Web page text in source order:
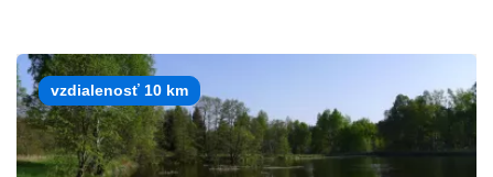
vzdialenosť 10 km